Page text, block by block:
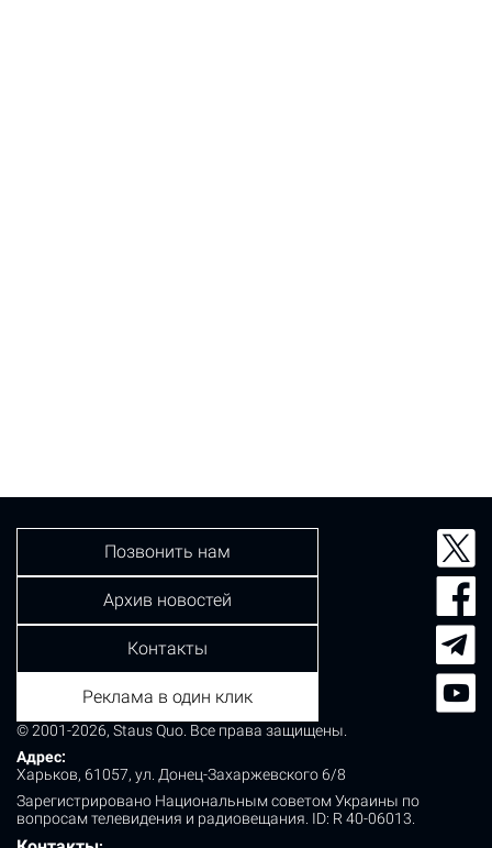
© 2001-2026, Staus Quo. Все права защищены.
Адрес:
Харьков, 61057, ул. Донец-Захаржевского 6/8
Зарегистрировано Национальным советом Украины по
вопросам телевидения и радиовещания. ID: R 40-06013.
Позвонить нам
Архив новостей
Контакты
Реклама в один клик